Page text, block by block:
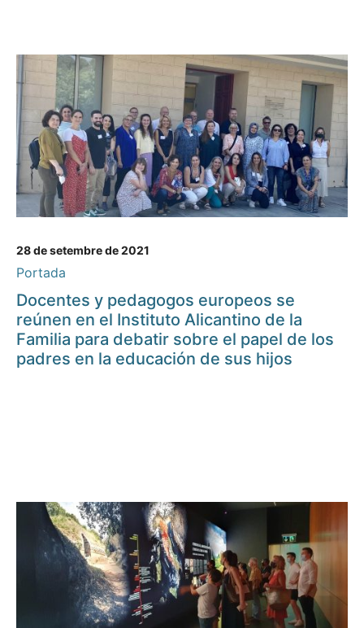
28 de setembre de 2021
Portada
Docentes y pedagogos europeos se
reúnen en el Instituto Alicantino de la
Familia para debatir sobre el papel de los
padres en la educación de sus hijos